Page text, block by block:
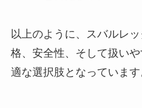
以上のように、スバルレ
格、安全性、そして扱い
適な選択肢となっています